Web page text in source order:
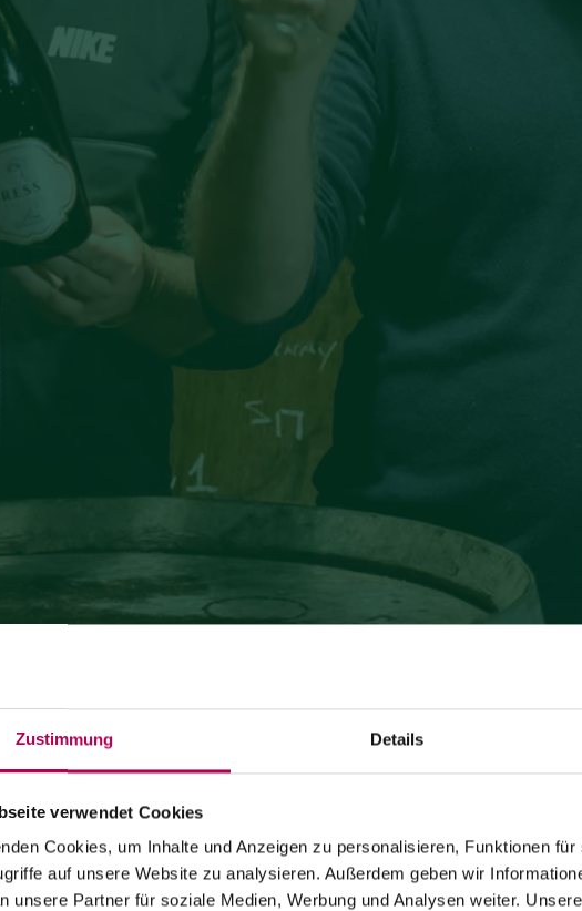
Zustimmung Details
verwendet Cookies
Cookies, um Inhalte und Anzeigen zu personalisieren, Funktionen
auf unsere Website zu analysieren. Außerdem geben wir
unsere Partner für soziale Medien, Werbung und Analysen weiter.
24. Juli 2026
SEILBAHN MONTE DI MEZZOCORONA WEGEN
WARTUNGSARBEITEN GESCHLOSSEN